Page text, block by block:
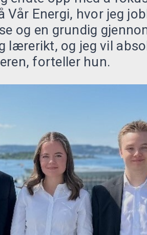
Energi, hvor jeg
og en grundig
lærerikt, og jeg vil
forteller hun.